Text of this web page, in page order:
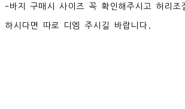
-바지 구매시 사이즈 꼭 확인해주시고 허리조
하시다면 따로 디엠 주시길 바랍니다.